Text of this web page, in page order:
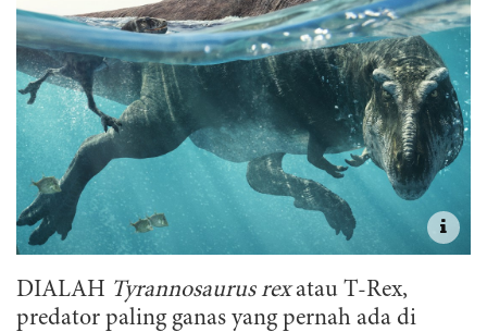
DIALAH Tyrannosaurus rexatau T-Rex,
predator paling ganas yang pernah ada di